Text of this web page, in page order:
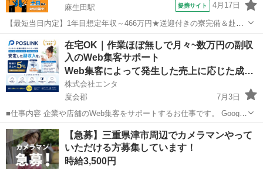
麻生田駅
提携サイト 4月17日
【最短当日内定】1年目想定年収～466万円★送迎付きの寮完備＆赴任
旅費会社負担！1食200円～の格安食堂利用可◎土日休み＆年間休日
122日でプライベート充実♪ボデーや組立など自動車の製造業務！《三
重県いなべ市》 人気の工場...
三重 いなべ市 麻生田駅 その他
在宅OK｜作業ほぼ無しで月々~数万円の副収
入のWeb集客サポート
Web集客によって発生した売上に応じた成果報酬
株式会社エンタ
度会郡
7月3日
■仕事内容 企業や店舗のWeb集客をサポートするお仕事です。 Google
を活用した「Web上の店舗情報」の登録・初期設定を行っていただき
ます。 日々の集客運用や問い合わせ対応、顧客対応はすべて運営本部
が行うため...
三重 度会郡 その他 Web
【急募】三重県津市周辺でカメラマンやって
いただける方募集しています！
時給3,500円